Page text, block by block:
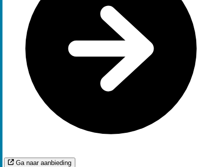
Ga naar aanbieding